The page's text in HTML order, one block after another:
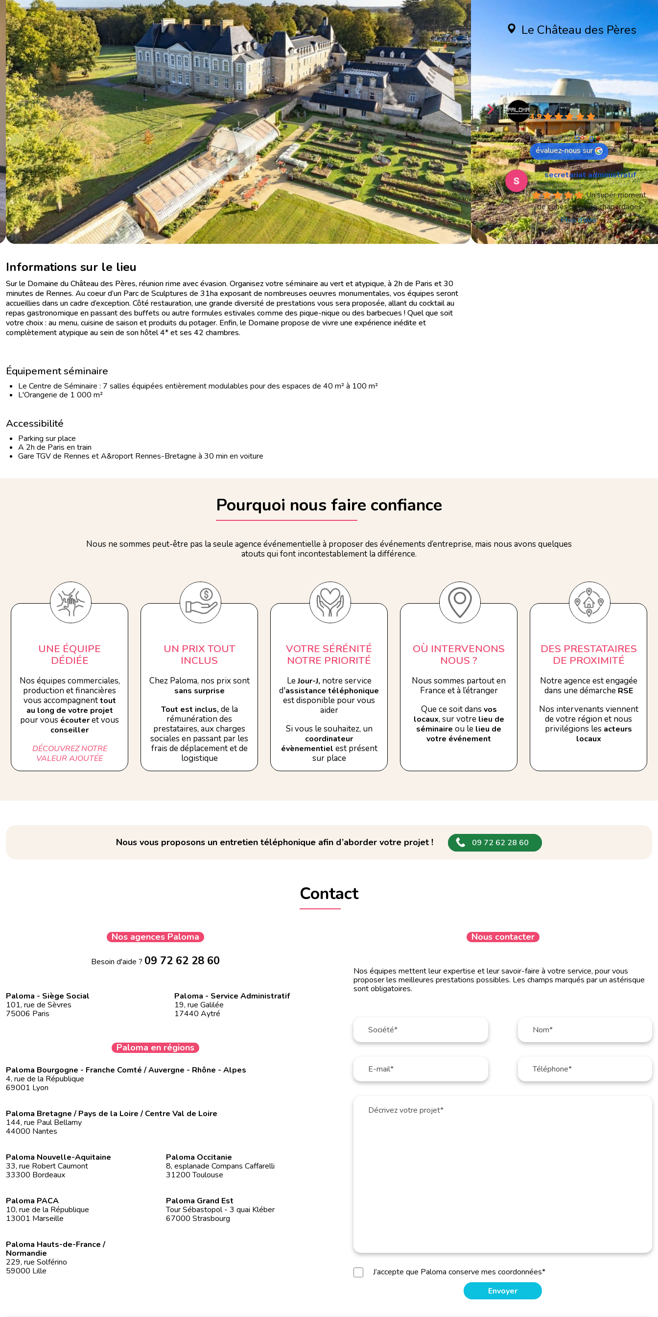
Séminaire Strasbourg
Séminaire Toulouse
Informations sur le lieu
Sur le Domaine du Château des Pères, réunion rime avec évasion. Organisez votre séminaire au vert et atypique, à 2h de Paris et 30
minutes de Rennes. Au coeur d’un Parc de Sculptures de 31ha exposant de nombreuses oeuvres monumentales, vos équipes seront
accueillies dans un cadre d’exception. Côté restauration, une grande diversité de prestations vous sera proposée, allant du cocktail au
repas gastronomique en passant des buffets ou autre formules estivales comme des pique-nique ou des barbecues ! Quel que soit
votre choix : au menu, cuisine de saison et produits du potager. Enfin, le Domaine propose de vivre une expérience inédite et
complètement atypique au sein de son hôtel 4* et ses 42 chambres.
Équipement séminaire
Le Centre de Séminaire : 7 salles équipées entièrement modulables pour des espaces de 40 m² à 100 m²
L'Orangerie de 1 000 m²
Accessibilité
Parking sur place
A 2h de Paris en train
Gare TGV de Rennes et A&roport Rennes-Bretagne à 30 min en voiture
Le Château des Pères
35150 Piré-Chancé
Créons ensemble
votre séminaire
Agence Paloma
4.9
Basé sur 129 avis
powered byGoogle
évaluez-nous sur
secretariat administratif
6 months ago
Un super moment
de cohésion et de chapardages.
Plus d'avis
Pourquoi nous faire confiance
Nous ne sommes peut-être pas la seule agence événementielle à proposer des événements d’entreprise, mais nous avons quelques
atouts qui font incontestablement la différence.
UNE ÉQUIPE
DÉDIÉE
Nos équipes commerciales,
production et financières
vous accompagnenttout
au long de votre projet
pour vous écouteret vous
conseiller
DÉCOUVREZ NOTRE
VALEUR AJOUTÉE
UN PRIX TOUT
INCLUS
Chez Paloma, nos prix sont
sans surprise
Tout est inclus, de la
rémunération des
prestataires, aux charges
sociales en passant par les
frais de déplacement et de
logistique
VOTRE SÉRÉNITÉ
NOTRE PRIORITÉ
LeJour-J, notre service
d'assistance téléphonique
est disponible pour vous
aider
Si vous le souhaitez, un
coordinateur
évènementiel est présent
sur place
OÙ INTERVENONS
NOUS ?
Nous sommes partout en
France et à l’étranger
Que ce soit dans vos
locaux, sur votre lieu de
séminaire ou le lieu de
votre événement
DES PRESTATAIRES
DE PROXIMITÉ
Notre agence est engagée
dans une démarche RSE
Nos intervenants viennent
de votre région et nous
privilégions les acteurs
locaux
Nous vous proposons un entretien téléphonique afin d’aborder votre projet ! 09 72 62 28 60
Contact
Nos agences Paloma
Besoin d'aide ? 09 72 62 28 60
Paloma - Siège Social
101, rue de Sèvres
75006 Paris
Paloma - Service Administratif
19, rue Galilée
17440 Aytré
Paloma en régions
Paloma Bourgogne - Franche Comté / Auvergne - Rhône - Alpes
4, rue de la République
69001 Lyon
Paloma Bretagne / Pays de la Loire / Centre Val de Loire
144, rue Paul Bellamy
44000 Nantes
Paloma Nouvelle-Aquitaine
33, rue Robert Caumont
33300 Bordeaux
Paloma Occitanie
8, esplanade Compans Caffarelli
31200 Toulouse
Paloma PACA
10, rue de la République
13001 Marseille
Paloma Grand Est
Tour Sébastopol - 3 quai Kléber
67000 Strasbourg
Paloma Hauts-de-France /
Normandie
229, rue Solférino
59000 Lille
Nous contacter
Nos équipes mettent leur expertise et leur savoir-faire à votre service, pour vous
proposer les meilleures prestations possibles. Les champs marqués par un astérisque
sont obligatoires.
J’accepte que Paloma conserve mes coordonnées*